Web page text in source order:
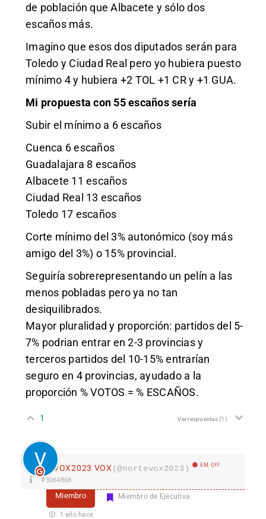
de población que Albacete y sólo dos
escaños más.
Imagino que esos dos diputados serán para
Toledo y Ciudad Real pero yo hubiera puesto
mínimo 4 y hubiera +2 TOL +1 CR y +1 GUA.
Mi propuesta con 55 escaños sería
Subir el mínimo a 6 escaños
Cuenca 6 escaños
Guadalajara 8 escaños
Albacete 11 escaños
Ciudad Real 13 escaños
Toledo 17 escaños
Corte mínimo del 3% autonómico (soy más
amigo del 3%) o 15% provincial.
Seguiría sobrerepresentando un pelín a las
menos pobladas pero ya no tan
desiquilibrados.
Mayor pluralidad y proporción: partidos del 5-
7% podrian entrar en 2-3 provincias y
terceros partidos del 10-15% entrarían
seguro en 4 provincias, ayudado a la
proporción % VOTOS = % ESCAÑOS.
1 Ver respuestas(1)
VOX2023 VOX (@nortevox2023) EM Off
#3064868
Miembro Miembro de Ejecutiva
1 año hace